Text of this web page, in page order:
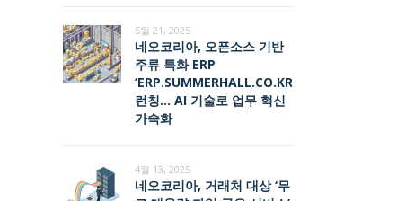
5월 21, 2025
네오코리아, 오픈소스 기반
주류 특화 ERP
‘ERP.SUMMERHALL.CO.KR’
런칭… AI 기술로 업무 혁신
가속화
4월 13, 2025
네오코리아, 거래처 대상 ‘무